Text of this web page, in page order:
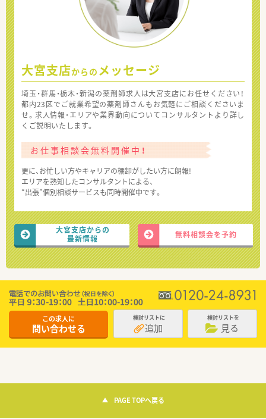
大宮支店からの メッセージ
埼玉・群馬・栃木・新潟の薬剤師求人は大宮支店にお任せください！
都内23区でご就業希望の薬剤師さんもお気軽にご相談くださいま
せ。求人情報・エリアや業界動向についてコンサルタントより詳し
くご説明いたします。
お仕事相談会無料開催中！
更に、お忙しい方やキャリアの棚卸がしたい方に朗報!
エリアを熟知したコンサルタントによる、
“出張”個別相談サービスも同時開催中です。
大宮支店からの
最新情報
無料相談会を予約
この求人に
問い合わせる
検討リストに
追加
検討リストを
見る
PAGE TOPへ戻る